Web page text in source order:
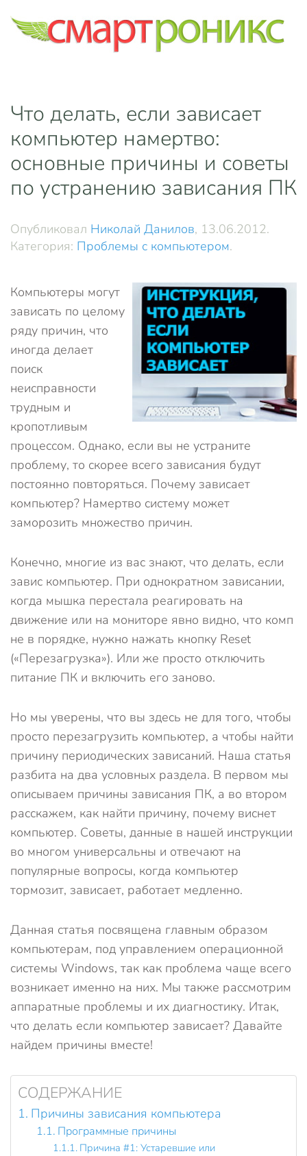
Skip to main content
Что делать, если зависает
компьютер намертво:
основные причины и советы
по устранению зависания ПК
Опубликовал Николай Данилов, 13.06.2012.
Категория: Проблемы с компьютером.
Компьютеры могут
зависать по целому
ряду причин, что
иногда делает
поиск
неисправности
трудным и
кропотливым
процессом. Однако, если вы не устраните
проблему, то скорее всего зависания будут
постоянно повторяться. Почему зависает
компьютер? Намертво систему может
заморозить множество причин.
Конечно, многие из вас знают, что делать, если
завис компьютер. При однократном зависании,
когда мышка перестала реагировать на
движение или на мониторе явно видно, что комп
не в порядке, нужно нажать кнопку Reset
(«Перезагрузка»). Или же просто отключить
питание ПК и включить его заново.
Но мы уверены, что вы здесь не для того, чтобы
просто перезагрузить компьютер, а чтобы найти
причину периодических зависаний. Наша статья
разбита на два условных раздела. В первом мы
описываем причины зависания ПК, а во втором
расскажем, как найти причину, почему виснет
компьютер. Советы, данные в нашей инструкции
во многом универсальны и отвечают на
популярные вопросы, когда компьютер
тормозит, зависает, работает медленно.
Данная статья посвящена главным образом
компьютерам, под управлением операционной
системы Windows, так как проблема чаще всего
возникает именно на них. Мы также рассмотрим
аппаратные проблемы и их диагностику. Итак,
что делать если компьютер зависает? Давайте
найдем причины вместе!
СОДЕРЖАНИЕ
Причины зависания компьютера
Программные причины
Причина #1: Устаревшие или